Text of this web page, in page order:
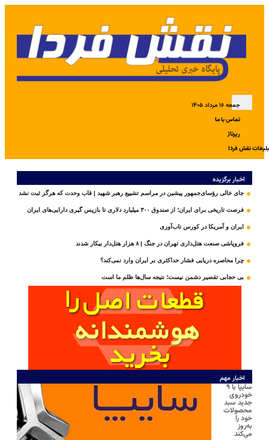
جمعه ۱۶ مرداد ۱۴۰۵
تماس با ما
رپرتاژ
نقش فردا
اخبار برگزیده
جای خالی رؤسای‌جمهور پیشین در مراسم تشییع رهبر شهید | قاب وحدت که هرگز ثبت نشد
فرصت تاریخی برای ایران؛ از صندوق ۳۰۰ میلیارد دلاری تا بازپس گیری دارایی‌های ایران
ایران و آمریکا در کورس تاب‌آوری
فروپاشی صنعت هتل‌داری تهران در جنگ | ۸ هزار هتل‌دار بیکار شدند
چرا محاصره دریایی فشار حداکثری بر ایران وارد نمی‌کند؟
بی‌ حجابی تقصیر دشمن نیست؛ نتیجه سال‌ها ظلم ما است
اخبار مهم
سایپا با ۹
خودروی
جدید سبد
محصولات
خود را
به‌روز
می‌کند